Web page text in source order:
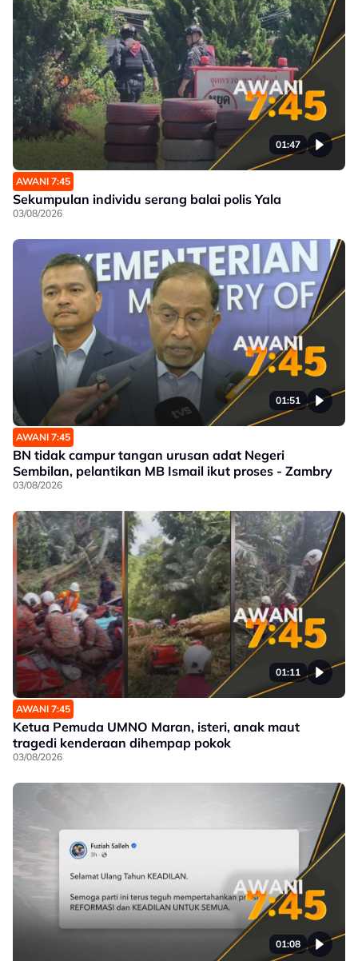
01:47
AWANI 7:45
Sekumpulan individu serang balai polis Yala
03/08/2026
01:51
AWANI 7:45
BN tidak campur tangan urusan adat Negeri
Sembilan, pelantikan MB Ismail ikut proses - Zambry
03/08/2026
01:11
AWANI 7:45
Ketua Pemuda UMNO Maran, isteri, anak maut
tragedi kenderaan dihempap pokok
03/08/2026
01:08